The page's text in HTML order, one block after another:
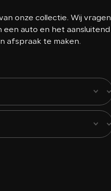
onze collectie. Wij vragen
auto en het aansluitend
afspraak te maken.